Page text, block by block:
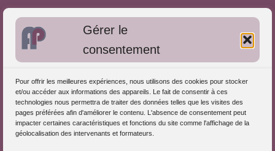
Gérer le
consentement
Pour offrir les meilleures expériences, nous utilisons des cookies pour stocker
et/ou accéder aux informations des appareils. Le fait de consentir à ces
technologies nous permettra de traiter des données telles que les visites des
pages préférées afin d'améliorer le contenu. L'absence de consentement peut
impacter certaines caractéristiques et fonctions du site comme l'affichage de la
géolocalisation des intervenants et formateurs.
Approches de l'Analyse des pratiques
S'inscrire dans l'Annuaire
Publiez vos formations
Charte déontologique